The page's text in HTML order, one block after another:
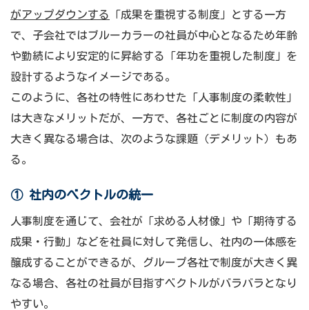
がアップダウンする
「成果を重視する制度」とする一方
で、子会社ではブルーカラーの社員が中心となるため年齢
や勤続により安定的に昇給する「年功を重視した制度」を
設計するようなイメージである。
このように、各社の特性にあわせた「人事制度の柔軟性」
は大きなメリットだが、一方で、各社ごとに制度の内容が
大きく異なる場合は、次のような課題（デメリット）もあ
る。
① 社内のべクトルの統一
人事制度を通じて、会社が「求める人材像」や「期待する
成果・行動」などを社員に対して発信し、社内の一体感を
醸成することができるが、グループ各社で制度が大きく異
なる場合、各社の社員が目指すベクトルがバラバラとなり
やすい。